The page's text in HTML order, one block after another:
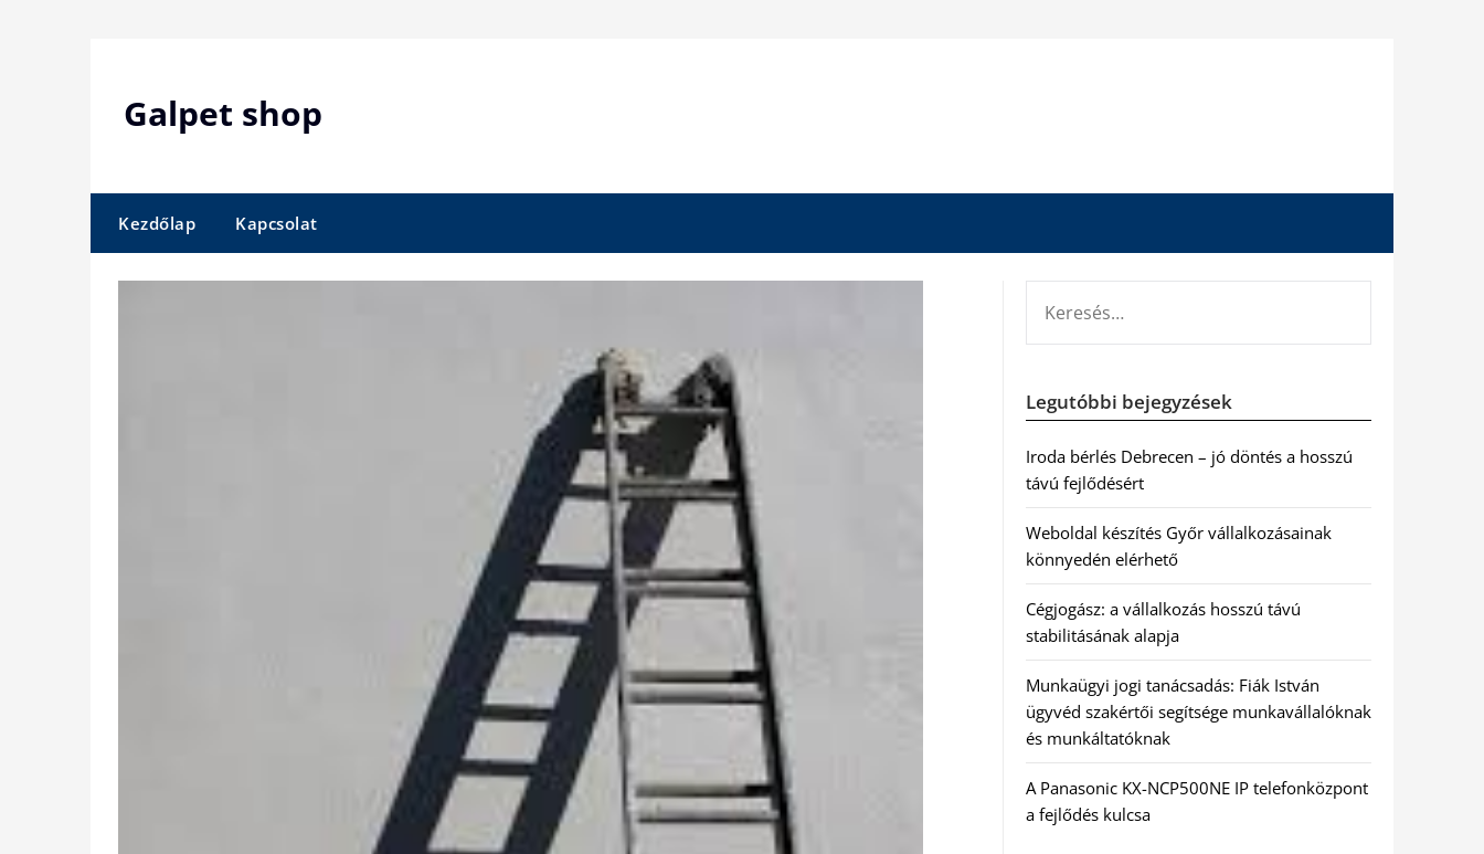
Galpet shop
Kezdőlap Kapcsolat
Legutóbbi bejegyzések
Iroda bérlés Debrecen – jó döntés a hosszú
távú fejlődésért
Weboldal készítés Győr vállalkozásainak
könnyedén elérhető
Cégjogász: a vállalkozás hosszú távú
stabilitásának alapja
Munkaügyi jogi tanácsadás: Fiák István
ügyvéd szakértői segítsége munkavállalóknak
és munkáltatóknak
A Panasonic KX-NCP500NE IP telefonközpont
a fejlődés kulcsa